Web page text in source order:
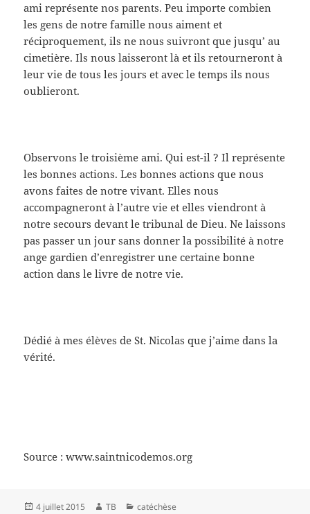
ami représente nos parents. Peu importe combien
les gens de notre famille nous aiment et
réciproquement, ils ne nous suivront que jusqu’ au
cimetière. Ils nous laisseront là et ils retourneront à
leur vie de tous les jours et avec le temps ils nous
oublieront.
Observons le troisième ami. Qui est-il ? Il représente
les bonnes actions. Les bonnes actions que nous
avons faites de notre vivant. Elles nous
accompagneront à l’autre vie et elles viendront à
notre secours devant le tribunal de Dieu. Ne laissons
pas passer un jour sans donner la possibilité à notre
ange gardien d’enregistrer une certaine bonne
action dans le livre de notre vie.
Dédié à mes élèves de St. Nicolas que j’aime dans la
vérité.
Source : www.saintnicodemos.org
Publié
4 juillet 2015 Auteur
TB Catégories
catéchèse